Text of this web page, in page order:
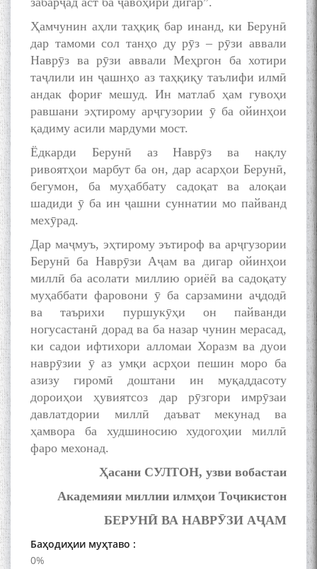
Ҳамчунин аҳли таҳқиқ бар инанд, ки Берунӣ
дар тамоми сол танҳо ду рӯз – рӯзи аввали
Наврӯз ва рӯзи аввали Меҳргон ба хотири
таҷлили ин ҷашнҳо аз таҳқиқу таълифи илмӣ
андак фориғ мешуд. Ин матлаб ҳам гувоҳи
равшани эҳтирому арҷгузории ӯ ба ойинҳои
қадиму асили мардуми мост.
Ёдкарди Берунӣ аз Наврӯз ва нақлу
ривоятҳои марбут ба он, дар асарҳои Берунӣ,
бегумон, ба муҳаббату садоқат ва алоқаи
шадиди ӯ ба ин ҷашни суннатии мо пайванд
мехӯрад.
Дар маҷмуъ, эҳтирому эътироф ва арҷгузории
Берунӣ ба Наврӯзи Аҷам ва дигар ойинҳои
миллӣ ба асолати миллию ориёӣ ва садоқату
муҳаббати фаровони ӯ ба сарзамини аҷдодӣ
ва таърихи пуршукӯҳи он пайванди
ногусастанӣ дорад ва ба назар чунин мерасад,
ки садои ифтихори алломаи Хоразм ва дуои
наврӯзии ӯ аз умқи асрҳои пешин моро ба
азизу гиромӣ доштани ин муқаддасоту
дороиҳои ҳувиятсоз дар рӯзгори имрӯзаи
давлатдории миллӣ даъват мекунад ва
ҳамвора ба худшиносию худогоҳии миллӣ
фаро мехонад.
Ҳасани СУЛТОН, узви вобастаи
Академияи миллии илмҳои Тоҷикистон
БЕРУНӢ ВА НАВРӮЗИ АҶАМ
Баҳодиҳии муҳтаво :
0%
به عبارت دیگر: گفتگو با مومن
قناعت Mumin Qanoat
Сухбати навқаламон бо
Муъмин Қаноат\Meeting of
young talents with Mumyin
Kanoat
The Persian Gulf Beautiful
poetry from Устод Мумин
Қаноат (Ustod Mumin Qanoat)
and Master Mehryar
Mehrafarin about the conflict
of the name of the Persian
Сайри Дарвоз бо Мӯъмин
Қаноат: Чанор ҳам "гап"